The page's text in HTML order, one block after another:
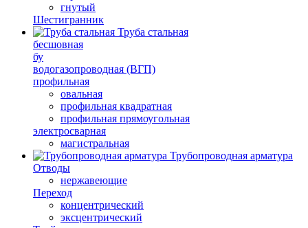
гнутый
Шестигранник
Труба стальная
бесшовная
бу
водогазопроводная (ВГП)
профильная
овальная
профильная квадратная
профильная прямоугольная
электросварная
магистральная
Трубопроводная арматура
Отводы
нержавеющие
Переход
концентрический
эксцентрический